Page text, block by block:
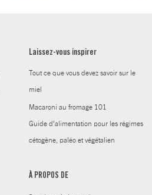
Laissez-vous inspirer
Tout ce que vous devez savoir sur le
miel
Macaroni au fromage 101
Guide d’alimentation pour les régimes
cétogène, paléo et végétalien
À PROPOS DE